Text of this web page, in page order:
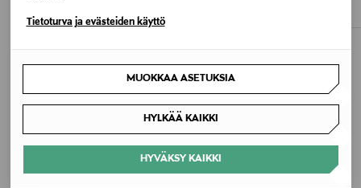
Tietoturva ja evästeiden käyttö
MUOKKAA ASETUKSIA
HYLKÄÄ KAIKKI
HYVÄKSY KAIKKI
Yhdysvallat
Valmistajan tuotenumero
LISÄÄ KIINNOSTAVIA
TUOTTEITA